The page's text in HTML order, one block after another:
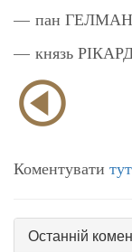
— пан
— князь
Коментувати тут
Останній